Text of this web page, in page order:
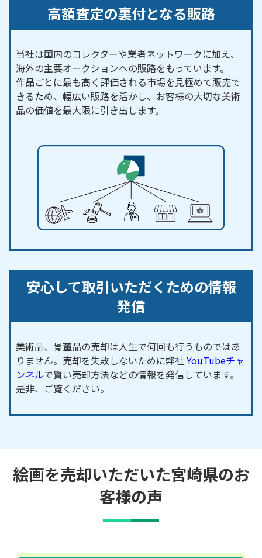
高額査定の裏付となる販路
当社は国内のコレクターや業者ネットワークに加え、
海外の主要オークションへの販路をもっています。
作品ごとに最も高く評価される市場を見極めて販売で
きるため、幅広い販路を活かし、お客様の大切な美術
品の価値を最大限に引き出します。
安心して取引いただくための情報
発信
美術品、骨董品の売却は人生で何回も行うものではあ
りません。売却を失敗しないために弊社 YouTubeチャ
ンネルで賢い売却方法などの情報を発信しています。
是非、ご覧ください。
絵画を売却いただいた宮崎県のお
客様の声